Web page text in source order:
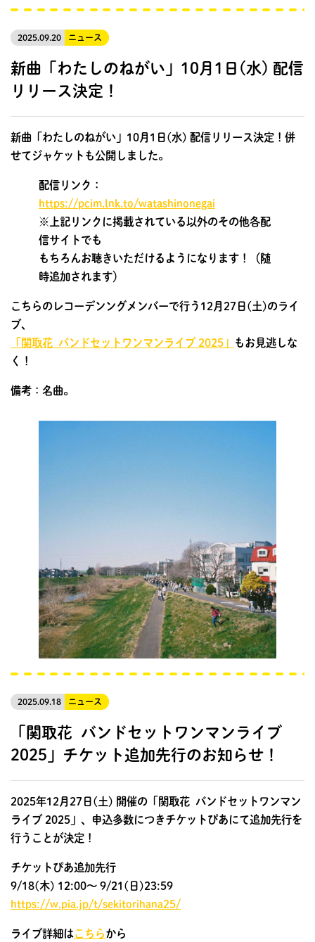
2025.09.20 ニュース
新曲「わたしのねがい」10月1日(水) 配信
リリース決定！
新曲「わたしのねがい」10月1日(水) 配信リリース決定！併
せてジャケットも公開しました。
配信リンク：
https://pcim.lnk.to/watashinonegai
※上記リンクに掲載されている以外のその他各配
信サイトでも
もちろんお聴きいただけるようになります！（随
時追加されます）
こちらのレコーデンングメンバーで行う12月27日(土)のライ
ブ、
「関取花 バンドセットワンマンライブ 2025」 もお見逃しな
く！
備考：名曲。
2025.09.18 ニュース
「関取花 バンドセットワンマンライブ
2025」チケット追加先行のお知らせ！
2025年12月27日(土) 開催の 「関取花 バンドセットワンマン
ライブ 2025」 、申込多数につきチケットぴあにて追加先行を
行うことが決定！
チケットぴあ追加先行
9/18(木) 12:00～ 9/21(日)23:59
https://w.pia.jp/t/sekitorihana25/
ライブ詳細はこちらから